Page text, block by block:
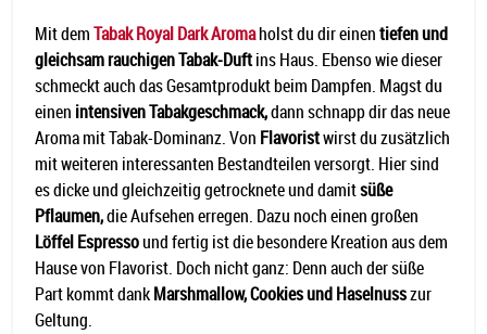
Mit demTabak Royal Dark Aromaholst du dir einentiefen und
gleichsam rauchigen Tabak-Duftins Haus. Ebenso wie dieser
schmeckt auch das Gesamtprodukt beim Dampfen. Magst du
einen intensiven Tabakgeschmack,dann schnapp dir das neue
Aroma mit Tabak-Dominanz. Von Flavoristwirst du zusätzlich
mit weiteren interessanten Bestandteilen versorgt. Hier sind
es dicke und gleichzeitig getrocknete und damitsüße
Pflaumen,die Aufsehen erregen. Dazu noch einen großen
Löffel Espressound fertig ist die besondere Kreation aus dem
Hause von Flavorist. Doch nicht ganz: Denn auch der süße
Part kommt dankMarshmallow, Cookies und Haselnusszur
Geltung.